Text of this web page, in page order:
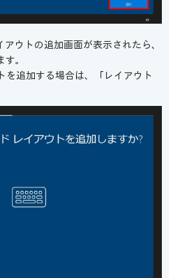
ウトの追加画面が表示されたら、
。
追加する場合は、「レイアウト